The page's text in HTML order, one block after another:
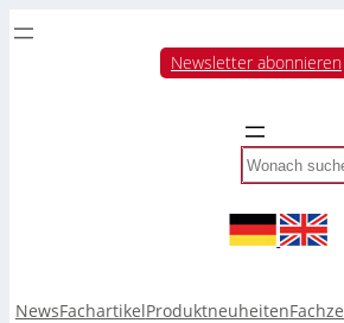
Newsletter abonnieren
Search
NewsFachartikelProduktneuheiten